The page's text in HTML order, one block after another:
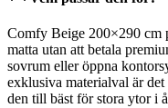
Comfy Beige 200×290 cm
matta utan att betala
sovrum eller öppna
exklusiva materialval är
den till bäst för stora ytor i